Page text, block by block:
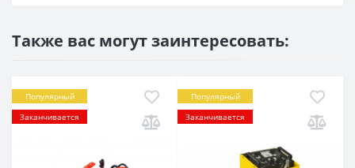
Также вас могут заинтересовать:
Популярный
Заканчивается
Популярный
Заканчивается